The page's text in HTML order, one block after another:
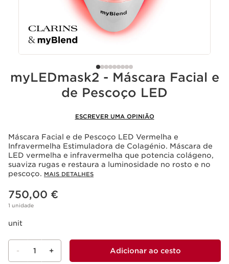
myLEDmask2 - Máscara Facial e
de Pescoço LED
ESCREVER UMA OPINIÃO
Máscara Facial e de Pescoço LED Vermelha e
Infravermelha Estimuladora de Colagénio. Máscara de
LED vermelha e infravermelha que potencia colágeno,
suaviza rugas e restaura a luminosidade no rosto e no
pescoço. MAIS DETALHES
Preço atual 750,00 €
750,00 €
1 unidade
unit
- 1 + Adicionar ao cesto